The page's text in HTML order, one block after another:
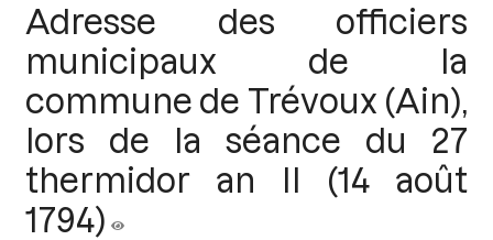
Adresse des officiers
municipaux de la
commune de Trévoux (Ain),
lors de la séance du 27
thermidor an II (14 août
1794)